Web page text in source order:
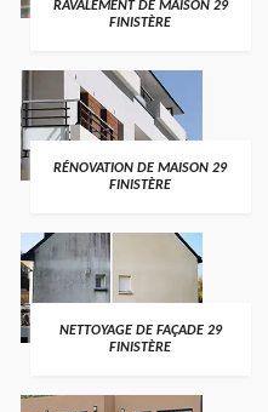
RAVALEMENT DE MAISON 29
FINISTÈRE
RÉNOVATION DE MAISON 29
FINISTÈRE
NETTOYAGE DE FAÇADE 29
FINISTÈRE